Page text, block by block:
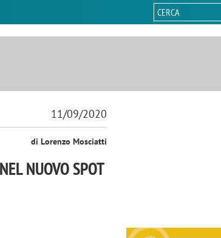
11/09/2020
di Lorenzo Mosciatti
NUOVO SPOT